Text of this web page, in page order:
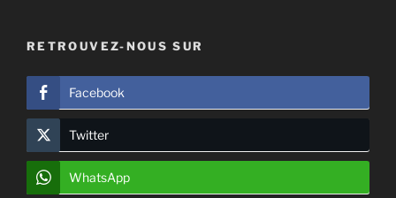
RETROUVEZ-NOUS SUR
Facebook
Twitter
WhatsApp